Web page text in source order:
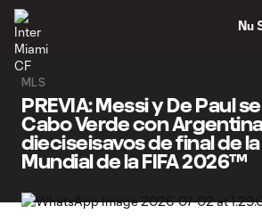
Nu
MLS
PREVIA: Messi y De Paul
Cabo Verde con
dieciseisavos de final de
Mundial de la FIFA 2026™